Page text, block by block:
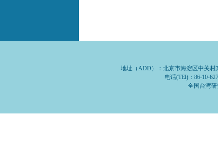
地址（ADD）：北京市海淀区中关村
电话(TEl)：86-10-
全国台湾